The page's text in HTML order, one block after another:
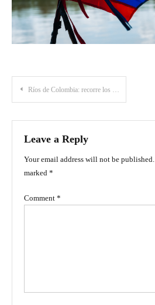
Post
navigation
Ríos de Colombia: recorre los paisajes que conectan al país
Leave a Reply
Your email address will not be published.
marked *
Comment *